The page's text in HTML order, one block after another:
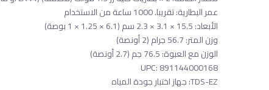
عمر البطارية: تقريبا. 1000 ساعة من الاستخدام
الأبعاد: 15.5 × 3.1 × 2.3 سم (6.1 × 1.25 × 1 بوصة)
وزن المتر: 56.7 جرام (2 أونصة)
الوزن مع العبوة: 76.5 جم (2.7 أونصة)
UPC: 891144000168
TDS-EZ: جهاز اختبار جودة المياه